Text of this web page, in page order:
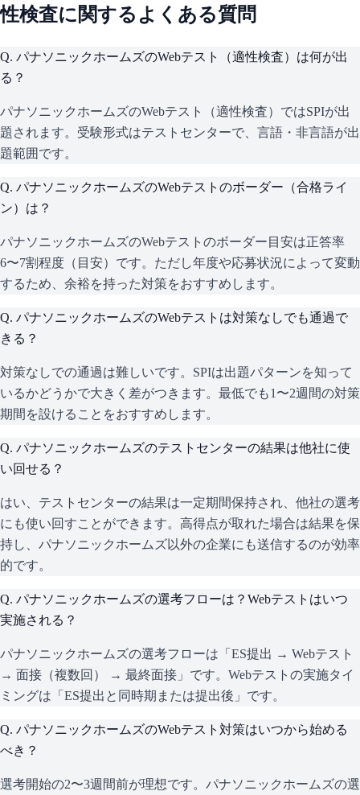
性検査に関するよくある質問
Q. パナソニックホームズのWebテスト（適性検査）は何が出
る？
パナソニックホームズのWebテスト（適性検査）ではSPIが出
題されます。受験形式はテストセンターで、言語・非言語が出
題範囲です。
Q. パナソニックホームズのWebテストのボーダー（合格ライ
ン）は？
パナソニックホームズのWebテストのボーダー目安は正答率
6〜7割程度（目安）です。ただし年度や応募状況によって変動
するため、余裕を持った対策をおすすめします。
Q. パナソニックホームズのWebテストは対策なしでも通過で
きる？
対策なしでの通過は難しいです。SPIは出題パターンを知って
いるかどうかで大きく差がつきます。最低でも1〜2週間の対策
期間を設けることをおすすめします。
Q. パナソニックホームズのテストセンターの結果は他社に使
い回せる？
はい、テストセンターの結果は一定期間保持され、他社の選考
にも使い回すことができます。高得点が取れた場合は結果を保
持し、パナソニックホームズ以外の企業にも送信するのが効率
的です。
Q. パナソニックホームズの選考フローは？Webテストはいつ
実施される？
パナソニックホームズの選考フローは「ES提出 → Webテスト
→ 面接（複数回） → 最終面接」です。Webテストの実施タイ
ミングは「ES提出と同時期または提出後」です。
Q. パナソニックホームズのWebテスト対策はいつから始める
べき？
選考開始の2〜3週間前が理想です。パナソニックホームズの選